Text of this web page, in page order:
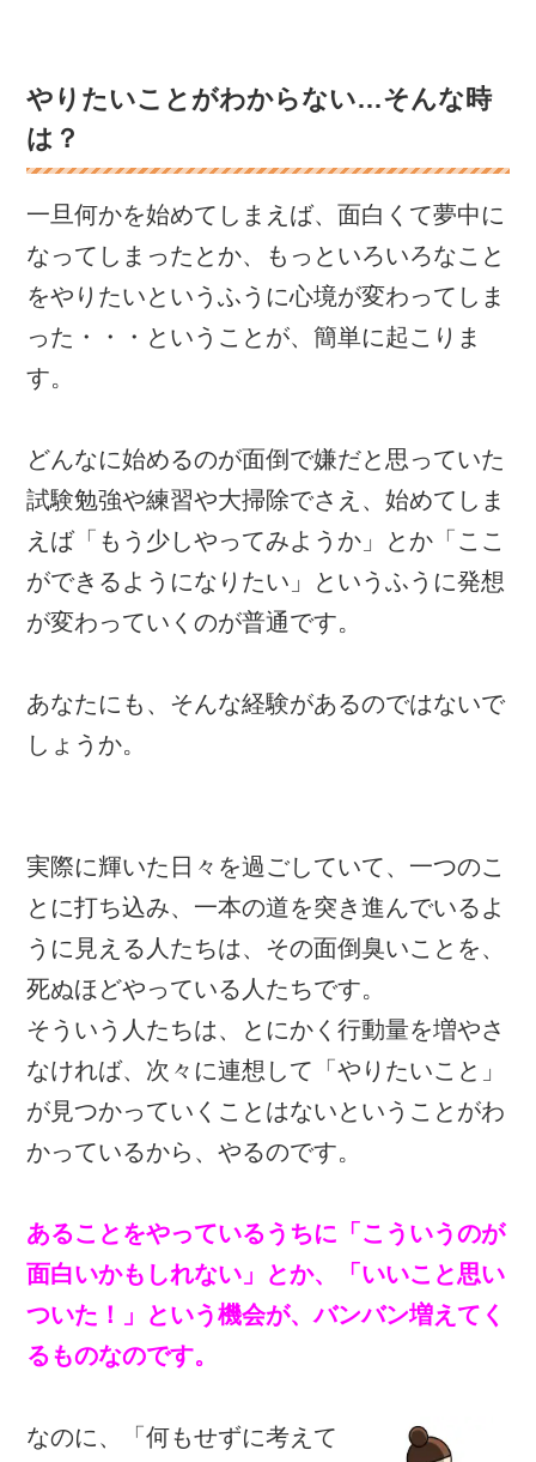
やりたいことがわからない…そんな時
は？
一旦何かを始めてしまえば、面白くて夢中に
なってしまったとか、もっといろいろなこと
をやりたいというふうに心境が変わってしま
った・・・ということが、簡単に起こりま
す。
どんなに始めるのが面倒で嫌だと思っていた
試験勉強や練習や大掃除でさえ、始めてしま
えば「もう少しやってみようか」とか「ここ
ができるようになりたい」というふうに発想
が変わっていくのが普通です。
あなたにも、そんな経験があるのではないで
しょうか。
実際に輝いた日々を過ごしていて、一つのこ
とに打ち込み、一本の道を突き進んでいるよ
うに見える人たちは、その面倒臭いことを、
死ぬほどやっている人たちです。
そういう人たちは、とにかく行動量を増やさ
なければ、次々に連想して「やりたいこと」
が見つかっていくことはないということがわ
かっているから、やるのです。
あることをやっているうちに「こういうのが
面白いかもしれない」とか、「いいこと思い
ついた！」という機会が、バンバン増えてく
るものなのです。
なのに、「何もせずに考えて